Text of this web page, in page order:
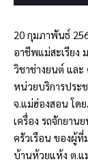
20 กุมภาพันธ์
อาชีพแม่สะเรียง
วิชาช่างยนต์ แล
หน่วยบริการประ
จ.แม่ฮ่องสอน โด
เครื่อง รถจักยาน
ครัวเรือน ของผู้ที่
บ้านห้วยแห้ง ต.แ